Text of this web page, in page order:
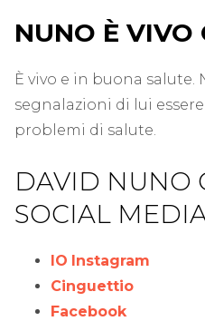
NUNO È VIVO
È vivo e in buona salute.
segnalazioni di lui
problemi di salute.
DAVID NUNO
SOCIAL
IO Instagram
Cinguettio
Facebook